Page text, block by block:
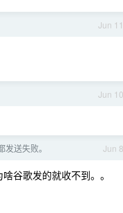
Jun 11
Jun 10
Jun 8
送失败。
谷歌发的就收不到。。